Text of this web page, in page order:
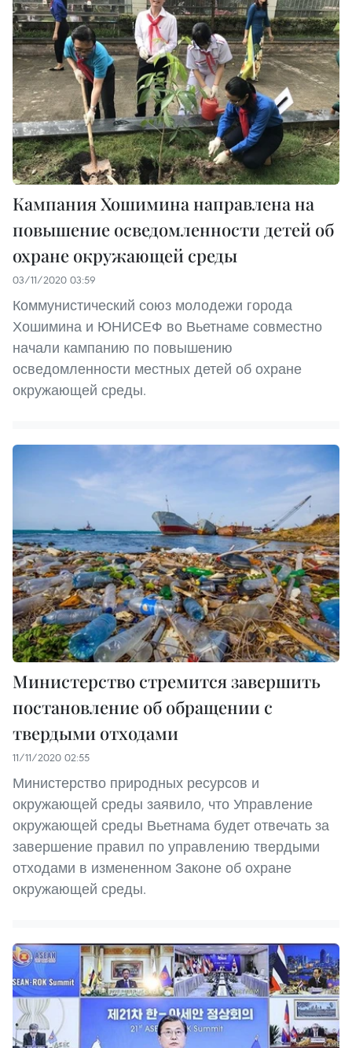
Кампания Хошимина направлена ​​на
повышение осведомленности детей об
охране окружающей среды
03/11/2020 03:59
Коммунистический союз молодежи города
Хошимина и ЮНИСЕФ во Вьетнаме совместно
начали кампанию по повышению
осведомленности местных детей об охране
окружающей среды.
Министерство стремится завершить
постановление об обращении с
твердыми отходами
11/11/2020 02:55
Министерство природных ресурсов и
окружающей среды заявило, что Управление
окружающей среды Вьетнама будет отвечать за
завершение правил по управлению твердыми
отходами в измененном Законе об охране
окружающей среды.